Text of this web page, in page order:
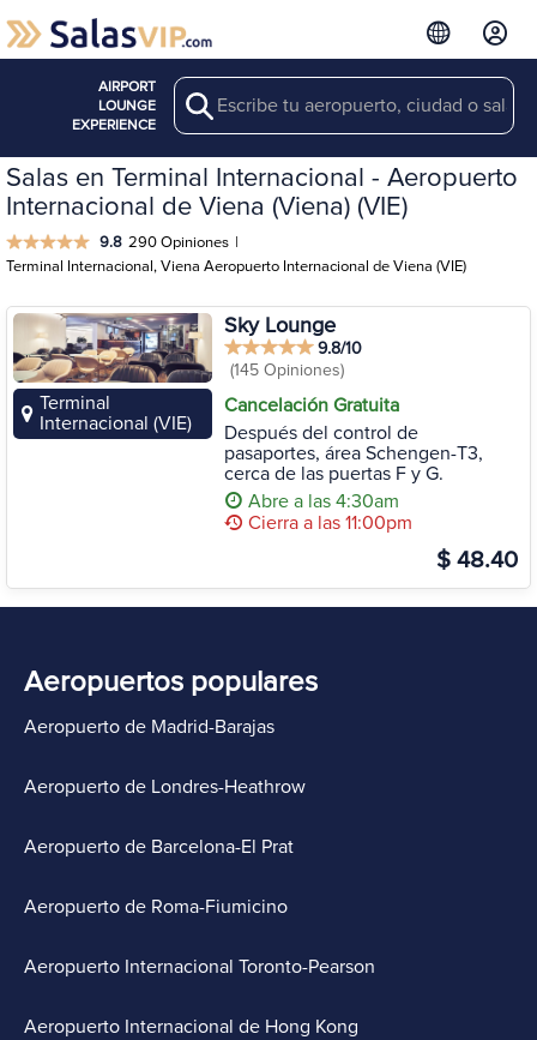
AIRPORT
LOUNGE
EXPERIENCE
Search
Salas en Terminal Internacional - Aeropuerto
Internacional de Viena (Viena) (VIE)
9.8 290 Opiniones |
Terminal Internacional, Viena Aeropuerto Internacional de Viena (VIE)
Terminal
Internacional (VIE)
Sky Lounge
9.8/10
(145 Opiniones)
Cancelación Gratuita
Después del control de
pasaportes, área Schengen-T3,
cerca de las puertas F y G.
Abre a las 4:30am
Cierra a las 11:00pm
$ 48.40
Aeropuertos populares
Aeropuerto de Madrid-Barajas
Aeropuerto de Londres-Heathrow
Aeropuerto de Barcelona-El Prat
Aeropuerto de Roma-Fiumicino
Aeropuerto Internacional Toronto-Pearson
Aeropuerto Internacional de Hong Kong